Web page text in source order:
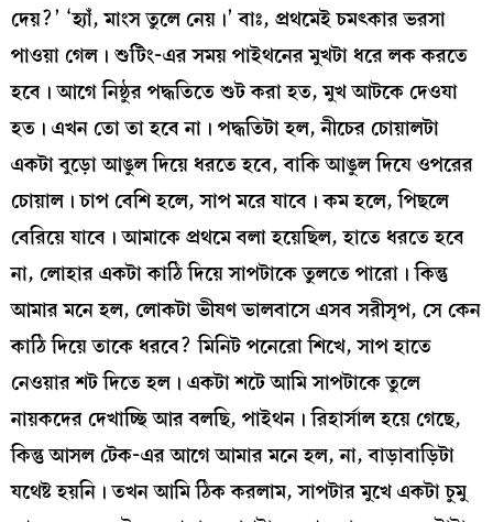
দেয়?’ ‘হ্যাঁ, মাংস তুলে নেয়।’ বাঃ, প্রথমেই চমৎকার ভরসা
পাওয়া গেল। শুটিং-এর সময় পাইথনের মুখটা ধরে লক করতে
হবে। আগে নিষ্ঠুর পদ্ধতিতে শুট করা হত, মুখ আটকে দেওযা
হত। এখন তো তা হবে না। পদ্ধতিটা হল, নীচের চোয়ালটা
একটা বুড়ো আঙুল দিয়ে ধরতে হবে, বাকি আঙুল দিযে ওপরের
চোয়াল। চাপ বেশি হলে, সাপ মরে যাবে। কম হলে, পিছলে
বেরিয়ে যাবে। আমাকে প্রথমে বলা হয়েছিল, হাতে ধরতে হবে
না, লোহার একটা কাঠি দিয়ে সাপটাকে তুলতে পারো। কিন্তু
আমার মনে হল, লোকটা ভীষণ ভালবাসে এসব সরীসৃপ, সে কেন
কাঠি দিয়ে তাকে ধরবে? মিনিট পনেরো শিখে, সাপ হাতে
নেওয়ার শট দিতে হল। একটা শটে আমি সাপটাকে তুলে
নায়কদের দেখাচ্ছি আর বলছি, পাইথন। রিহার্সাল হয়ে গেছে,
কিন্তু আসল টেক-এর আগে আমার মনে হল, না, বাড়াবাড়িটা
যথেষ্ট হয়নি। তখন আমি ঠিক করলাম, সাপটার মুখে একটা চুমু